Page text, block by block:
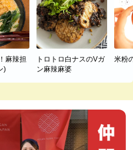
麻辣担
)
トロトロ白ナスのVガ
ン麻辣麻婆
米粉